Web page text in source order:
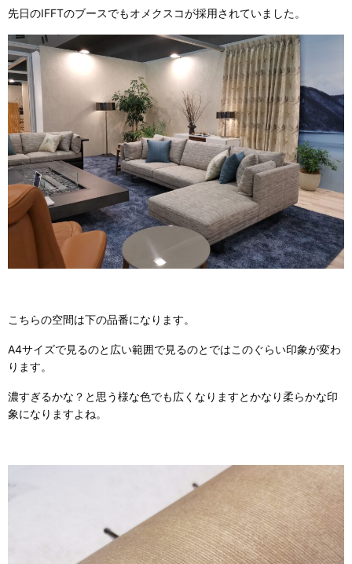
先日のIFFTのブースでもオメクスコが採用されていました。
こちらの空間は下の品番になります。
A4サイズで見るのと広い範囲で見るのとではこのぐらい印象が変わ
ります。
濃すぎるかな？と思う様な色でも広くなりますとかなり柔らかな印
象になりますよね。